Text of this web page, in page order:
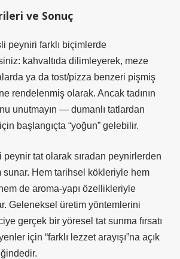
ve Sonuç
peyniri farklı biçimlerde
kahvaltıda dilimleyerek, meze
ya da tost/pizza benzeri pişmiş
rendelenmiş olarak. Ancak tadının
unutmayın — dumanlı tatlardan
başlangıçta “yoğun” gelebilir.
tat olarak sıradan peynirlerden
sunar. Hem tarihsel kökleriyle hem
de aroma‑yapı özellikleriyle
Geleneksel üretim yöntemlerini
gerçek bir yöresel tat sunma fırsatı
için “farklı lezzet arayışı”na açık